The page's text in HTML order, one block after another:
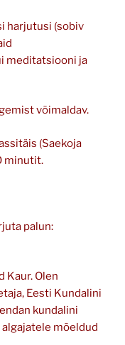
harjutusi (sobiv
meditatsiooni ja
võimaldav.
(Saekoja
minutit.
palun:
Kaur. Olen
Eesti Kundalini
kundalini
mõeldud